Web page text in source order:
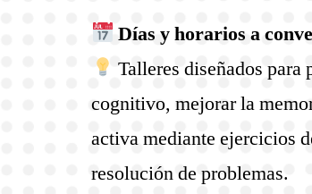
Días y horarios a
Talleres diseñados
cognitivo, mejorar la
activa mediante ejercicios
resolución de problemas.